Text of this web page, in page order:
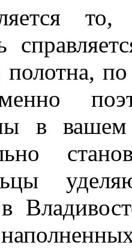
то,
полотна,
в